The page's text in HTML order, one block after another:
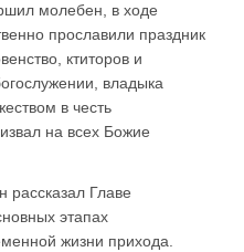
молебен, в ходе
прославили праздник
ктиторов и
владыка
в честь
на всех Божие
Главе
этапах
жизни прихода.